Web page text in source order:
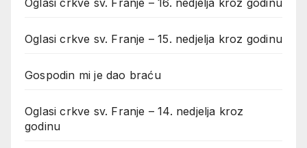
Oglasi crkve sv. Franje – 15. nedjelja kroz godinu
Gospodin mi je dao braću
Oglasi crkve sv. Franje – 14. nedjelja kroz
godinu